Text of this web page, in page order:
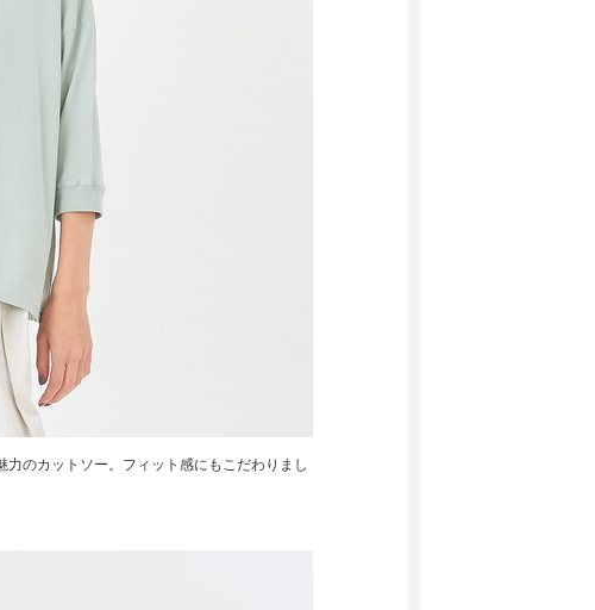
のカットソー。フィット感にもこだわりまし